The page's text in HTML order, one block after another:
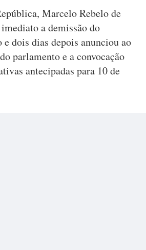
Marcelo Rebelo de
a demissão do
dois dias depois anunciou ao
parlamento e a convocação
antecipadas para 10 de